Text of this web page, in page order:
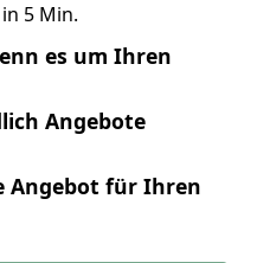
5 Min.
es um Ihren
Angebote
Angebot für Ihren